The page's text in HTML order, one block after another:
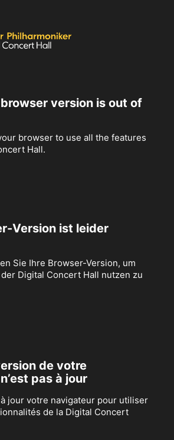
version is out of
browser to use all the features
Hall.
Version ist leider
Sie Ihre Browser-Version, um
Digital Concert Hall nutzen zu
de votre
pas à jour
jour votre navigateur pour utiliser
de la Digital Concert